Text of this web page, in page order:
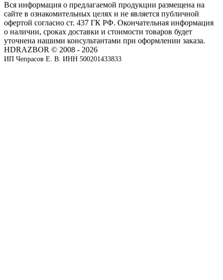
Вся информация о предлагаемой продукции размещена на
сайте в ознакомительных целях и не является публичной
офертой согласно ст. 437 ГК РФ. Окончательная информация
о наличии, сроках доставки и стоимости товаров будет
уточнена нашими консультантами при оформлении заказа.
HDRAZBOR © 2008 - 2026
ИП Чепрасов Е. В. ИНН 500201433833